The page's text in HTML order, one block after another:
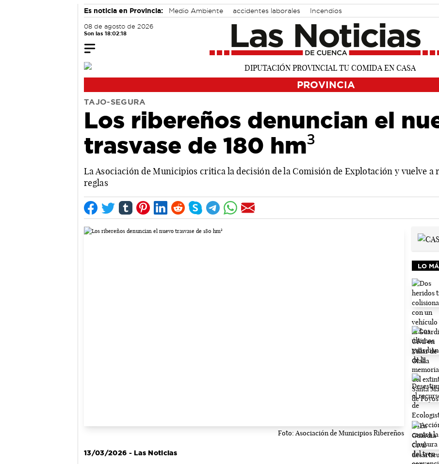
Es noticia en Provincia: Medio Ambiente accidentes laborales Incendios
08 de agosto de 2026
Son las 18:02:19
PROVINCIA
TAJO-SEGURA
Los ribereños denuncian el
trasvase de 180 hm³
La Asociación de Municipios critica la decisión de la Comisión de Explotación y vuelve a
reglas
Foto: Asociación de Municipios Ribereños
13/03/2026 - Las Noticias
LO